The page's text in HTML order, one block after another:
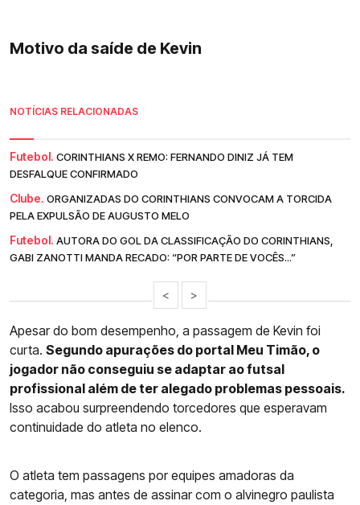
Motivo da saíde de Kevin
NOTÍCIAS RELACIONADAS
Futebol. CORINTHIANS X REMO: FERNANDO DINIZ JÁ TEM
DESFALQUE CONFIRMADO
Clube. ORGANIZADAS DO CORINTHIANS CONVOCAM A TORCIDA
PELA EXPULSÃO DE AUGUSTO MELO
Futebol. AUTORA DO GOL DA CLASSIFICAÇÃO DO CORINTHIANS,
GABI ZANOTTI MANDA RECADO: “POR PARTE DE VOCÊS...”
< >
Apesar do bom desempenho, a passagem de Kevin foi
curta. Segundo apurações do portal Meu Timão, o
jogador não conseguiu se adaptar ao futsal
profissional além de ter alegado problemas pessoais.
Isso acabou surpreendendo torcedores que esperavam
continuidade do atleta no elenco.
O atleta tem passagens por equipes amadoras da
categoria, mas antes de assinar com o alvinegro paulista